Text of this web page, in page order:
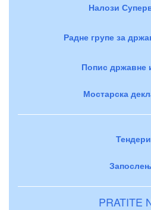
Налози
Радне групе за
Попис државне
Мостарска
Тендери
PRATITE